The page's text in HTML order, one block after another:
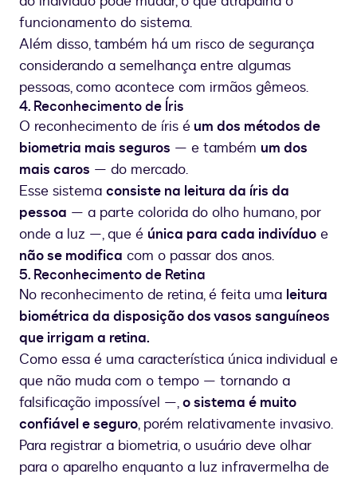
funcionamento do sistema.
Além disso, também há um risco de segurança
considerando a semelhança entre algumas
pessoas, como acontece com irmãos gêmeos.
4. Reconhecimento de Íris
O reconhecimento de íris é um dos métodos de
biometria mais seguros — e também um dos
mais caros — do mercado.
Esse sistema consiste na leitura da íris da
pessoa — a parte colorida do olho humano, por
onde a luz —, que é única para cada indivíduo e
não se modifica com o passar dos anos.
5. Reconhecimento de Retina
No reconhecimento de retina, é feita uma leitura
biométrica da disposição dos vasos sanguíneos
que irrigam a retina.
Como essa é uma característica única individual e
que não muda com o tempo — tornando a
falsificação impossível —,o sistema é muito
confiável e seguro, porém relativamente invasivo.
Para registrar a biometria, o usuário deve olhar
para o aparelho enquanto a luz infravermelha de